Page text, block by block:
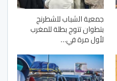
جمعية الشباب للشطرنج
بتطوان تتوج بطلة للمغرب
لأول مرة في…